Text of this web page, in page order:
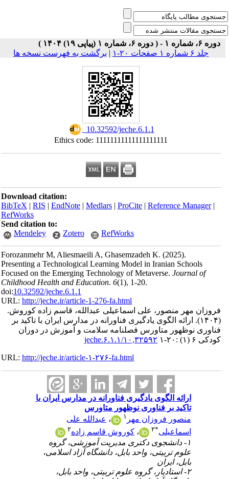
دوره ۶، شماره ۱ - ( دوره ۶، شماره ۱ (پیاپی ۱۹) ۱۴۰۴ )
جلد ۶ شماره ۱ صفحات ۲۰-۱
| برگشت به فهرست نسخه ها
‎ 10.32592/jeche.6.1.1
Ethics code: 11111111111111111111
Download citation:
BibTeX|RIS|EndNote|Medlars|ProCite|Reference Manager
RefWorks
Send citation to:
Mendeley
Zotero RefWorks
Forozanmehr M, Aliesmaeili A, Ghasemzadeh K.(2025).
Presenting a Technological Learning Model in Iranian Schools
Focused on the Emerging Technology of Metaverse.Journal of
Childhood Health and Education.6(1), 1-20.
doi:10.32592/jeche.6.1.1
URL:http://jeche.ir/article-1-276-fa.html
فروزان مهر منصور، علی اسماعیلی عبدالله، قاسم زاده کوروش.
ارائه الگوی یادگیری فناورانه در مدارس ایران با تاکید بر
فناوری نوظهور متاورس فصلنامه سلامت و آموزش در دوران
کودکی ۶ (۱) :۲۰-۱
۱۰,۳۲۵۹۲/jeche.۶.۱.۱
URL:http://jeche.ir/article-۱-۲۷۶-fa.html
ارائه الگوی یادگیری فناورانه در مدارس ایران با
تاکید بر فناوری نوظهور متاورس
منصور فروزان مهر
،عبدالله علی
اسماعیلی
۲ ،کوروش قاسم زاده
۱- دانشجوی دکتری مدیریت آموزشی، گروه
علوم تربیتی، واحد بابل، دانشگاه آزاد اسلامی،
بابل، ایران
۲- استادیار، گروه علوم تربیتی، واحد بابل،